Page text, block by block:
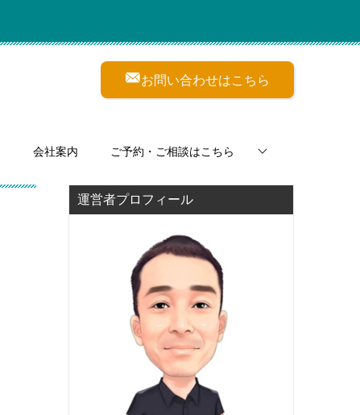
お問い合わせはこちら
会社案内 ご予約・ご相談はこちら
運営者プロフィール